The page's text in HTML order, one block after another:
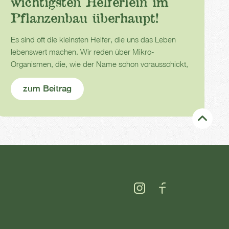
Pflanzenbau überhaupt!
Es sind oft die kleinsten Helfer, die uns das Leben
lebenswert machen. Wir reden über Mikro-
Organismen, die, wie der Name schon vorausschickt,
Kleinst-Lebewesen sind, manchmal sogar nur
einzellig.
zum Beitrag